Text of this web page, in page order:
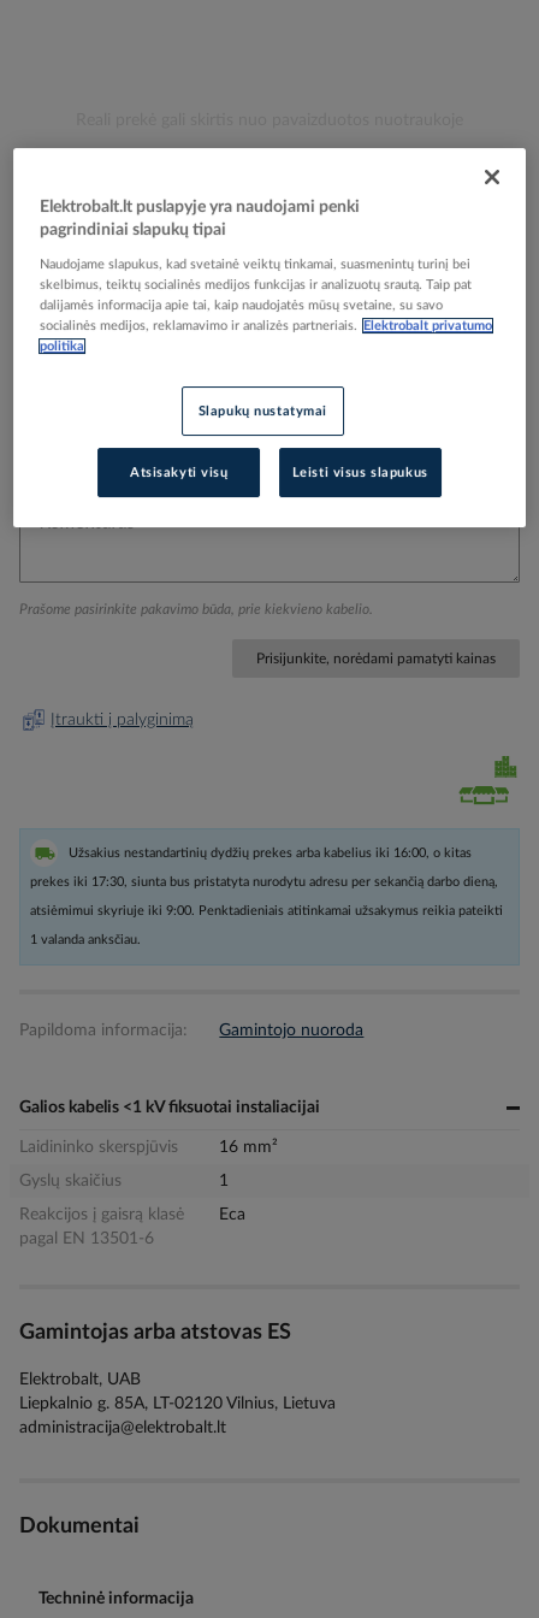
the
images
gallery
Laidas H07V-K 16mm2 450/750V geltonai žalias Eca
klasė [matuojamas] - ELMAT
Elektrobalt prekės kodas
Gamintojo prekės kodas
1045400-127
Prašome pasirinkite pakavimo būda, prie kiekvieno kabelio.
Prisijunkite, norėdami pamatyti kainas
Įtraukti į palyginimą
Užsakius nestandartinių dydžių prekes arba kabelius iki 16:00, o kitas
prekes iki 17:30, siunta bus pristatyta nurodytu adresu per sekančią darbo dieną,
atsiėmimui skyriuje iki 9:00. Penktadieniais atitinkamai užsakymus reikia pateikti
1 valanda anksčiau.
Papildoma informacija: Gamintojo nuoroda
Galios kabelis <1 kV fiksuotai instaliacijai
Laidininko skerspjūvis
16 mm²
Gyslų skaičius
1
Reakcijos į gaisrą klasė
pagal EN 13501-6
Eca
Gamintojas arba atstovas ES
Elektrobalt, UAB
Liepkalnio g. 85A, LT-02120 Vilnius, Lietuva
administracija@elektrobalt.lt
Dokumentai
Techninė informacija
Elektrobalt.lt puslapyje yra naudojami penki
pagrindiniai slapukų tipai
Naudojame slapukus, kad svetainė veiktų tinkamai, suasmenintų turinį bei
skelbimus, teiktų socialinės medijos funkcijas ir analizuotų srautą. Taip pat
dalijamės informacija apie tai, kaip naudojatės mūsų svetaine, su savo
socialinės medijos, reklamavimo ir analizės partneriais.
Elektrobalt privatumo
politika
Slapukų nustatymai
Atsisakyti visų Leisti visus slapukus